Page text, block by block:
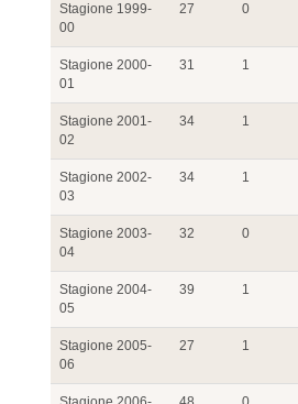
Stagione 1999-
00
27 0
Stagione 2000-
01
31 1
Stagione 2001-
02
34 1
Stagione 2002-
03
34 1
Stagione 2003-
04
32 0
Stagione 2004-
05
39 1
Stagione 2005-
06
27 1